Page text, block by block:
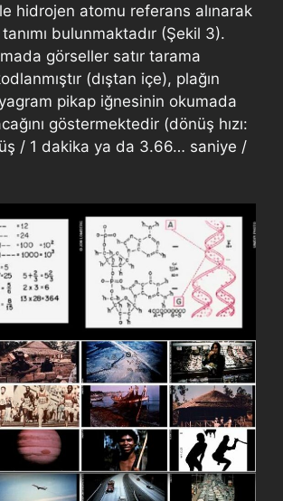
hidrojen atomu referans alınarak
bulunmaktadır (Şekil 3).
görseller satır tarama
(dıştan içe), plağın
pikap iğnesinin okumada
göstermektedir (dönüş hızı:
/ 1 dakika ya da 3.66… saniye /